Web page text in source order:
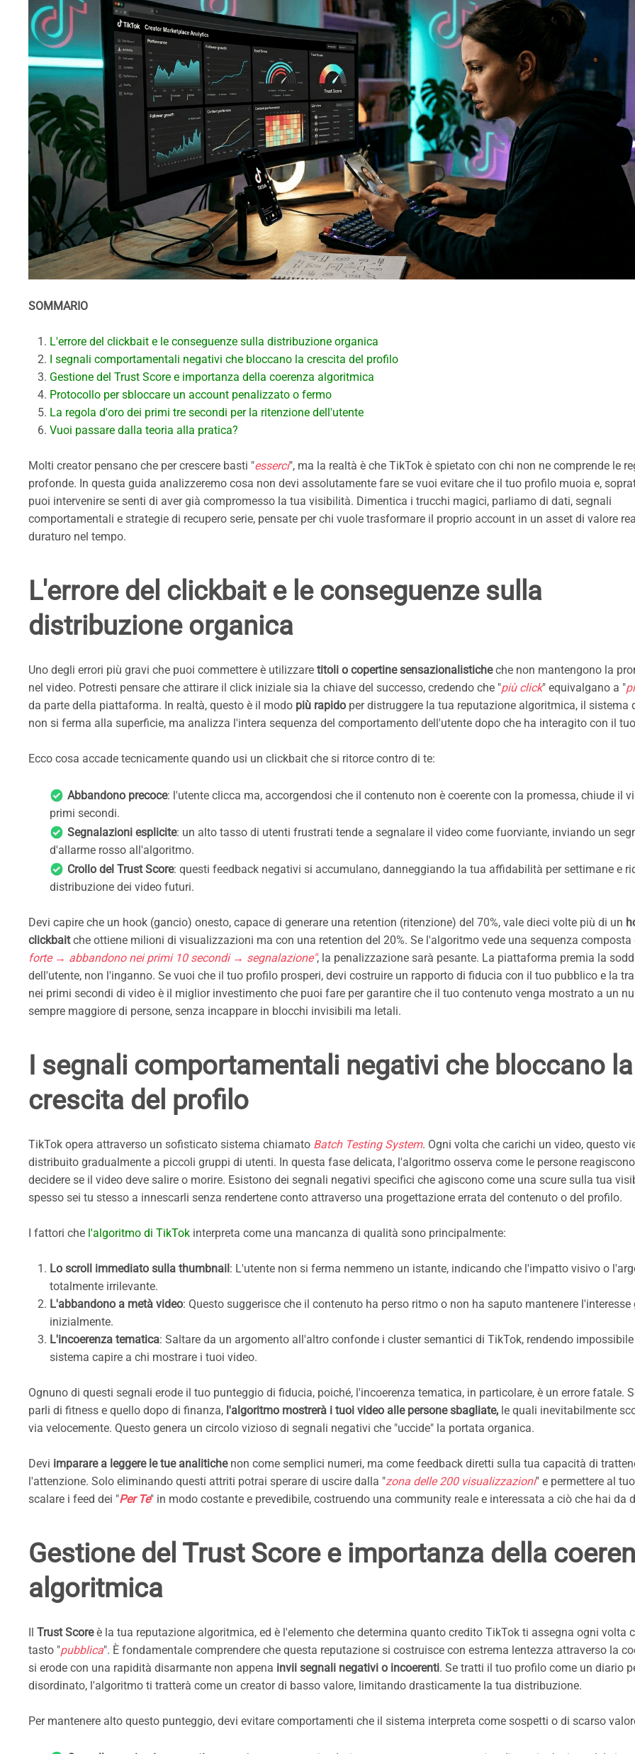
SOMMARIO
L'errore del clickbait e le conseguenze sulla distribuzione organica
I segnali comportamentali negativi che bloccano la crescita del profilo
Gestione del Trust Score e importanza della coerenza algoritmica
Protocollo per sbloccare un account penalizzato o fermo
La regola d'oro dei primi tre secondi per la ritenzione dell'utente
Vuoi passare dalla teoria alla pratica?
Molti creator pensano che per crescere basti "esserci", ma la realtà è che TikTok è spietato con chi non ne comprende le
profonde. In questa guida analizzeremo cosa non devi assolutamente fare se vuoi evitare che il tuo profilo muoia e,
puoi intervenire se senti di aver già compromesso la tua visibilità. Dimentica i trucchi magici, parliamo di dati, segnali
comportamentali e strategie di recupero serie, pensate per chi vuole trasformare il proprio account in un asset di valore
duraturo nel tempo.
L'errore del clickbait e le conseguenze sulla
distribuzione organica
Uno degli errori più gravi che puoi commettere è utilizzare titoli o copertine sensazionalisticheche non mantengono la
nel video. Potresti pensare che attirare il click iniziale sia la chiave del successo, credendo che "più click" equivalgano a "
da parte della piattaforma. In realtà, questo è il modo più rapido per distruggere la tua reputazione algoritmica, il sistema
non si ferma alla superficie, ma analizza l'intera sequenza del comportamento dell'utente dopo che ha interagito con il
Ecco cosa accade tecnicamente quando usi un clickbait che si ritorce contro di te:
Abbandono precoce: l'utente clicca ma, accorgendosi che il contenuto non è coerente con la promessa, chiude il
primi secondi.
Segnalazioni esplicite: un alto tasso di utenti frustrati tende a segnalare il video come fuorviante, inviando un
d'allarme rosso all'algoritmo.
Crollo del Trust Score: questi feedback negativi si accumulano, danneggiando la tua affidabilità per settimane e
distribuzione dei video futuri.
Devi capire che un hook (gancio) onesto, capace di generare una retention (ritenzione) del 70%, vale dieci volte più di un
clickbaitche ottiene milioni di visualizzazioni ma con una retention del 20%. Se l'algoritmo vede una sequenza
forte → abbandono nei primi 10 secondi → segnalazione", la penalizzazione sarà pesante. La piattaforma premia la
dell'utente, non l'inganno. Se vuoi che il tuo profilo prosperi, devi costruire un rapporto di fiducia con il tuo pubblico e la
nei primi secondi di video è il miglior investimento che puoi fare per garantire che il tuo contenuto venga mostrato a un
sempre maggiore di persone, senza incappare in blocchi invisibili ma letali.
I segnali comportamentali negativi che bloccano la
crescita del profilo
TikTok opera attraverso un sofisticato sistema chiamato Batch Testing System. Ogni volta che carichi un video, questo
distribuito gradualmente a piccoli gruppi di utenti. In questa fase delicata, l'algoritmo osserva come le persone
decidere se il video deve salire o morire. Esistono dei segnali negativi specifici che agiscono come una scure sulla tua
spesso sei tu stesso a innescarli senza rendertene conto attraverso una progettazione errata del contenuto o del profilo.
I fattori che l'algoritmo di TikTok interpreta come una mancanza di qualità sono principalmente:
Lo scroll immediato sulla thumbnail: L'utente non si ferma nemmeno un istante, indicando che l'impatto visivo o
totalmente irrilevante.
L'abbandono a metà video: Questo suggerisce che il contenuto ha perso ritmo o non ha saputo mantenere l'interesse
inizialmente.
L'incoerenza tematica: Saltare da un argomento all'altro confonde i cluster semantici di TikTok, rendendo
sistema capire a chi mostrare i tuoi video.
Ognuno di questi segnali erode il tuo punteggio di fiducia, poiché, l'incoerenza tematica, in particolare, è un errore fatale.
parli di fitness e quello dopo di finanza, l'algoritmo mostrerà i tuoi video alle persone sbagliate, le quali inevitabilmente
via velocemente. Questo genera un circolo vizioso di segnali negativi che "uccide" la portata organica.
Devi imparare a leggere le tue analitichenon come semplici numeri, ma come feedback diretti sulla tua capacità di
l'attenzione. Solo eliminando questi attriti potrai sperare di uscire dalla "zona delle 200 visualizzazioni" e permettere al
scalare i feed dei "Per Te" in modo costante e prevedibile, costruendo una community reale e interessata a ciò che hai da
Gestione del Trust Score e importanza della
algoritmica
Il Trust Scoreè la tua reputazione algoritmica, ed è l'elemento che determina quanto credito TikTok ti assegna ogni volta
tasto "pubblica". È fondamentale comprendere che questa reputazione si costruisce con estrema lentezza attraverso la
si erode con una rapidità disarmante non appena invii segnali negativi o incoerenti. Se tratti il tuo profilo come un diario
disordinato, l'algoritmo ti tratterà come un creator di basso valore, limitando drasticamente la tua distribuzione.
Per mantenere alto questo punteggio, devi evitare comportamenti che il sistema interpreta come sospetti o di scarso